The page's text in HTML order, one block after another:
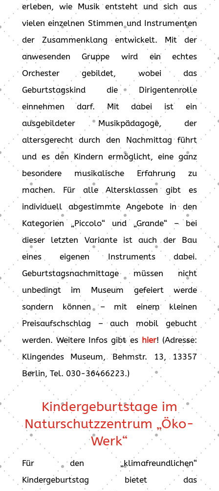
erleben, wie Musik entsteht und sich aus
vielen einzelnen Stimmen und Instrumenten
der Zusammenklang entwickelt. Mit der
anwesenden Gruppe wird ein echtes
Orchester gebildet, wobei das
Geburtstagskind die Dirigentenrolle
einnehmen darf. Mit dabei ist ein
ausgebildeter Musikpädagoge, der
altersgerecht durch den Nachmittag führt
und es den Kindern ermöglicht, eine ganz
besondere musikalische Erfahrung zu
machen. Für alle Altersklassen gibt es
individuell abgestimmte Angebote in den
Kategorien „Piccolo“ und „Grande“ – bei
dieser letzten Variante ist auch der Bau
eines eigenen Instruments dabei.
Geburtstagsnachmittage müssen nicht
unbedingt im Museum gefeiert werde
sondern können – mit einem kleinen
Preisaufschschlag – auch mobil gebucht
werden. Weitere Infos gibt es hier! (Adresse:
Klingendes Museum, Behmstr. 13, 13357
Berlin, Tel. 030-36466223.)
Kindergeburtstage im
Naturschutzzentrum „Öko-
Werk“
Für den „klimafreundlichen“
Kindergeburtstag bietet das